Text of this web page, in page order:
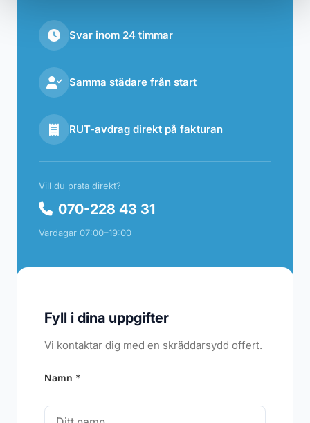
Svar inom 24 timmar
Samma städare från start
RUT-avdrag direkt på fakturan
Vill du prata direkt?
070-228 43 31
Vardagar 07:00–19:00
Fyll i dina uppgifter
Vi kontaktar dig med en skräddarsydd offert.
Namn *